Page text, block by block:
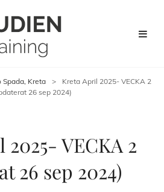
Spada, Kreta >
Kreta April 2025- VECKA 2
26 sep 2024)
VECKA 2
26 sep 2024)